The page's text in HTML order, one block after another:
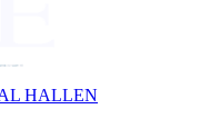
HALLEN